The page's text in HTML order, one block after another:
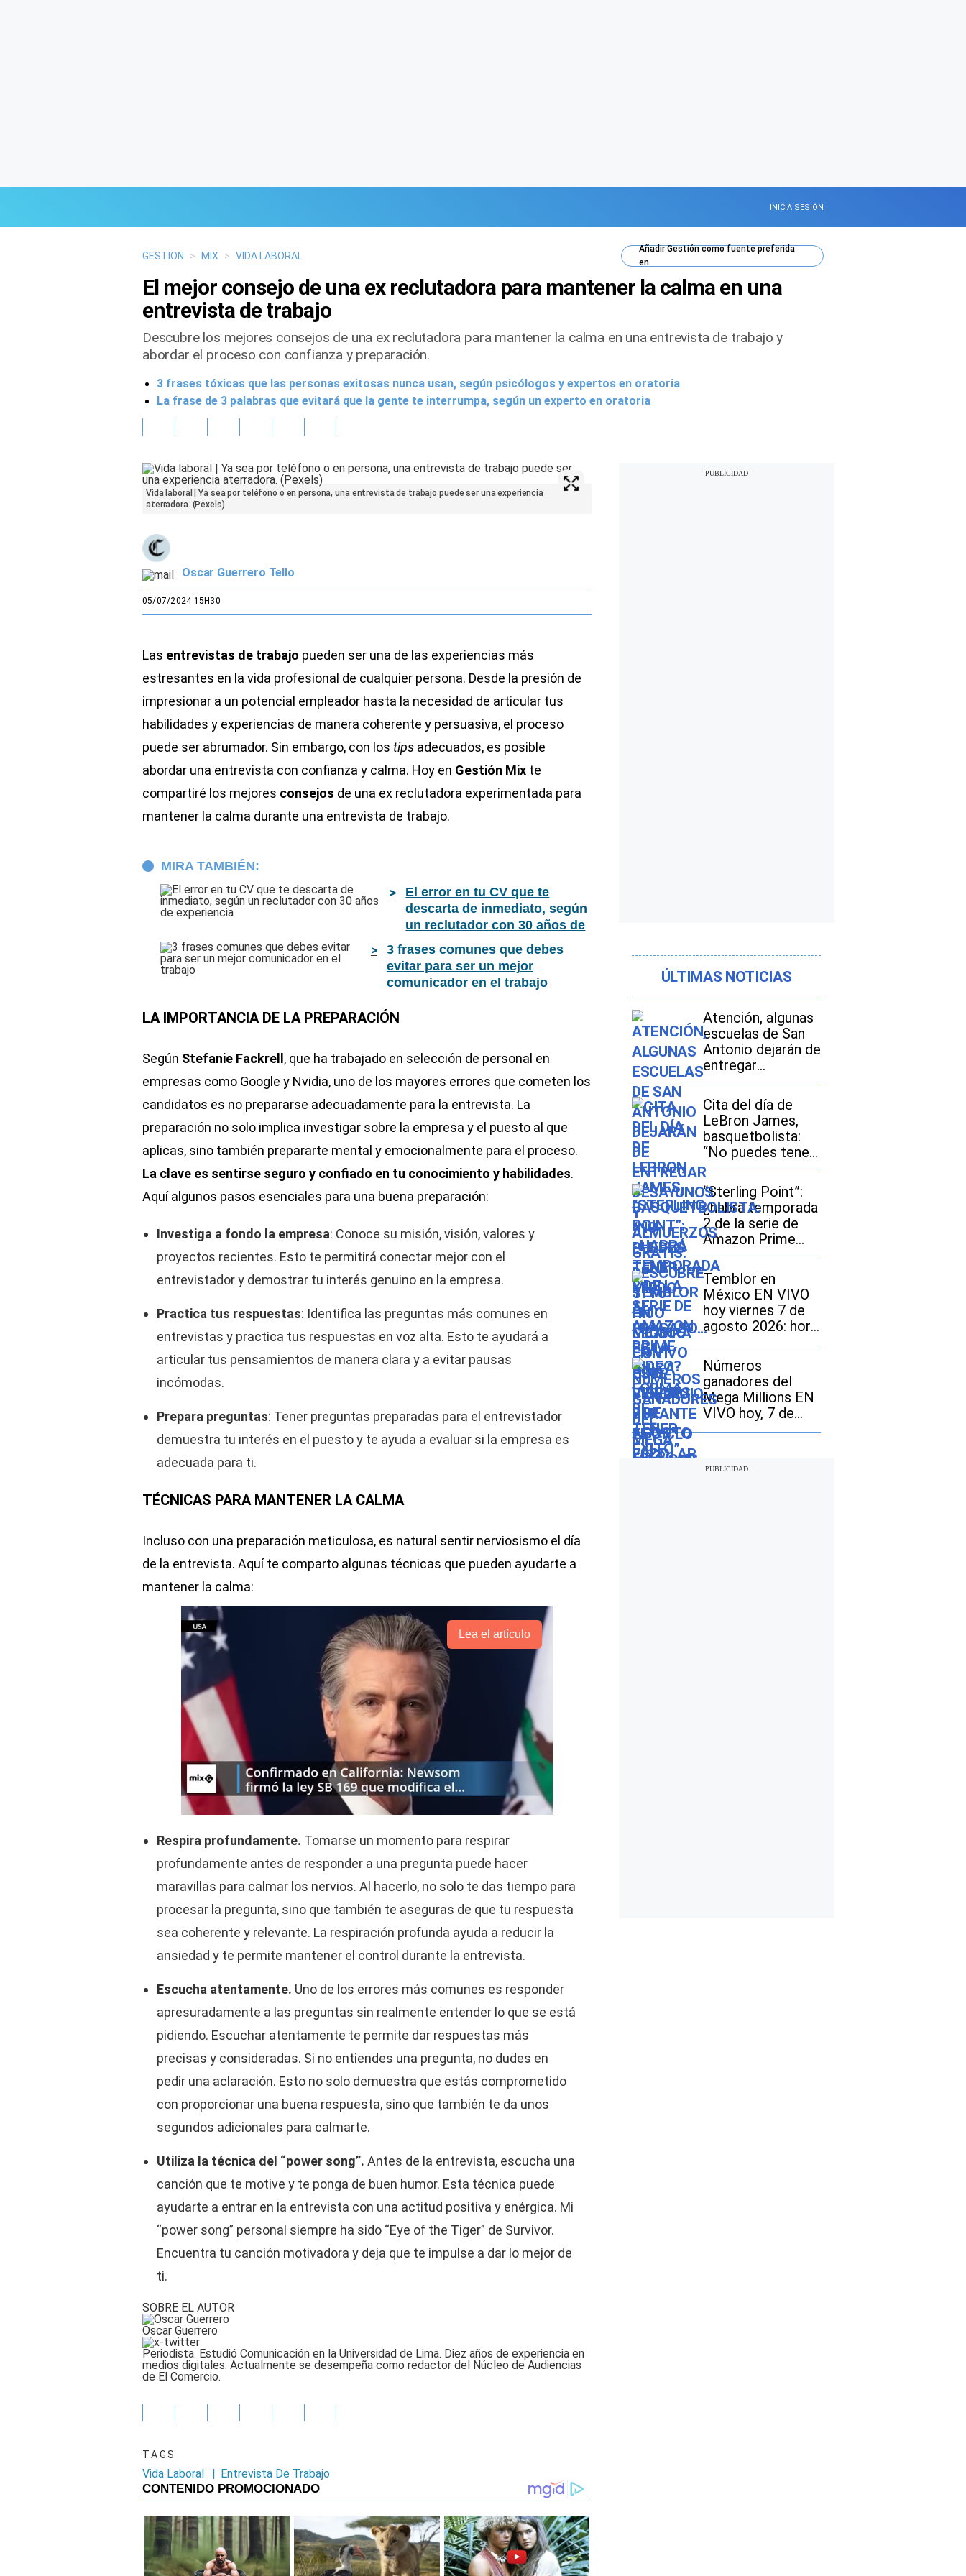
INICIA SESIÓN
GESTION > MIX > VIDA LABORAL
AñadirGestióncomo fuente preferida
en
El mejor consejo de una ex reclutadora para mantener la calma en una
entrevista de trabajo
Descubre los mejores consejos de una ex reclutadora para mantener la calma en una entrevista de trabajo y
abordar el proceso con confianza y preparación.
3 frases tóxicas que las personas exitosas nunca usan, según psicólogos y expertos en oratoria
La frase de 3 palabras que evitará que la gente te interrumpa, según un experto en oratoria
Vida laboral | Ya sea por teléfono o en persona, una entrevista de trabajo puede ser una experiencia
aterradora. (Pexels)
Oscar Guerrero Tello
05/07/2024 15H30
Las entrevistas de trabajo pueden ser una de las experiencias más
estresantes en la vida profesional de cualquier persona. Desde la presión de
impresionar a un potencial empleador hasta la necesidad de articular tus
habilidades y experiencias de manera coherente y persuasiva, el proceso
puede ser abrumador. Sin embargo, con los tips adecuados, es posible
abordar una entrevista con confianza y calma. Hoy en Gestión Mix te
compartiré los mejores consejos de una ex reclutadora experimentada para
mantener la calma durante una entrevista de trabajo.
MIRA TAMBIÉN:
El error en tu CV que te
descarta de inmediato, según
un reclutador con 30 años de
3 frases comunes que debes
evitar para ser un mejor
comunicador en el trabajo
LA IMPORTANCIA DE LA PREPARACIÓN
Según Stefanie Fackrell , que ha trabajado en selección de personal en
empresas como Google y Nvidia, uno de los mayores errores que cometen los
candidatos es no prepararse adecuadamente para la entrevista. La
preparación no solo implica investigar sobre la empresa y el puesto al que
aplicas, sino también prepararte mental y emocionalmente para el proceso.
La clave es sentirse seguro y confiado en tu conocimiento y habilidades.
Aquí algunos pasos esenciales para una buena preparación:
Investiga a fondo la empresa: Conoce su misión, visión, valores y
proyectos recientes. Esto te permitirá conectar mejor con el
entrevistador y demostrar tu interés genuino en la empresa.
Practica tus respuestas: Identifica las preguntas más comunes en
entrevistas y practica tus respuestas en voz alta. Esto te ayudará a
articular tus pensamientos de manera clara y a evitar pausas
incómodas.
Prepara preguntas: Tener preguntas preparadas para el entrevistador
demuestra tu interés en el puesto y te ayuda a evaluar si la empresa es
adecuada para ti.
TÉCNICAS PARA MANTENER LA CALMA
Incluso con una preparación meticulosa, es natural sentir nerviosismo el día
de la entrevista. Aquí te comparto algunas técnicas que pueden ayudarte a
mantener la calma:
Lea el artículo
Respira profundamente. Tomarse un momento para respirar
profundamente antes de responder a una pregunta puede hacer
maravillas para calmar los nervios. Al hacerlo, no solo te das tiempo para
procesar la pregunta, sino que también te aseguras de que tu respuesta
sea coherente y relevante. La respiración profunda ayuda a reducir la
ansiedad y te permite mantener el control durante la entrevista.
Escucha atentamente. Uno de los errores más comunes es responder
apresuradamente a las preguntas sin realmente entender lo que se está
pidiendo. Escuchar atentamente te permite dar respuestas más
precisas y consideradas. Si no entiendes una pregunta, no dudes en
pedir una aclaración. Esto no solo demuestra que estás comprometido
con proporcionar una buena respuesta, sino que también te da unos
segundos adicionales para calmarte.
Utiliza la técnica del “power song”. Antes de la entrevista, escucha una
canción que te motive y te ponga de buen humor. Esta técnica puede
ayudarte a entrar en la entrevista con una actitud positiva y enérgica. Mi
“power song” personal siempre ha sido “Eye of the Tiger” de Survivor.
Encuentra tu canción motivadora y deja que te impulse a dar lo mejor de
ti.
SOBRE EL AUTOR
Oscar Guerrero
Periodista. Estudió Comunicación en la Universidad de Lima. Diez años de experiencia en
medios digitales. Actualmente se desempeña como redactor del Núcleo de Audiencias
de El Comercio.
TAGS
Vida Laboral | Entrevista De Trabajo
ÚLTIMAS NOTICIAS
Atención, algunas
escuelas de San
Antonio dejarán de
entregar
desayunos y
almuerzos gratis:
descubre si tu hijo
seguirá con este
beneficio durante
el ciclo escolar
2026-2027
Cita del día de
LeBron James,
basquetbolista:
“No puedes tener
miedo al fracaso...
Es la única forma
de tener éxito”
“Sterling Point”:
¿habrá temporada
2 de la serie de
Amazon Prime
Video?
Temblor en
México EN VIVO
hoy viernes 7 de
agosto 2026: hora
exacta, magnitud y
dónde fue el
epicentro del
último
Números
ganadores del
Mega Millions EN
VIVO hoy, 7 de
agosto 2026: mira
jackpot de $70